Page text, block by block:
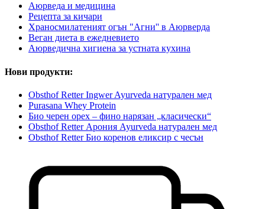
Аюрведа и медицина
Рецепта за кичари
Храносмилатеният огън "Агни'' в Аюрверда
Веган диета в ежедневието
Аюрведична хигиена за устната кухина
Нови продукти:
Obsthof Retter Ingwer Ayurveda натурален мед
Purasana Whey Protein
Био черен орех – фино нарязан „класически“
Obsthof Retter Арония Ayurveda натурален мед
Obsthof Retter Био коренов еликсир с чесън